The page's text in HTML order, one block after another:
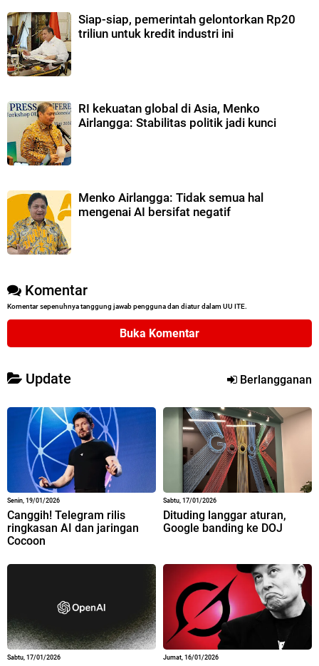
Siap-siap, pemerintah gelontorkan Rp20
triliun untuk kredit industri ini
RI kekuatan global di Asia, Menko
Airlangga: Stabilitas politik jadi kunci
Menko Airlangga: Tidak semua hal
mengenai AI bersifat negatif
Komentar
Komentar sepenuhnya tanggung jawab pengguna dan diatur dalam UU ITE.
Buka Komentar
Update Berlangganan
Senin, 19/01/2026
Canggih! Telegram rilis
ringkasan AI dan jaringan
Cocoon
Sabtu, 17/01/2026
Dituding langgar aturan,
Google banding ke DOJ
Sabtu, 17/01/2026 Jumat, 16/01/2026